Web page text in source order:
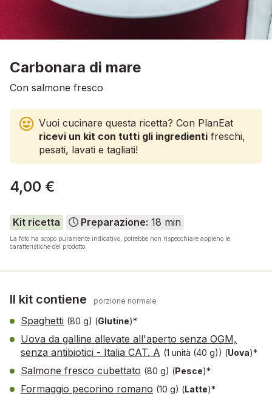
Carbonara di mare
Con salmone fresco
Vuoi cucinare questa ricetta? Con PlanEat
ricevi un kit con tutti gli ingredienti freschi,
pesati, lavati e tagliati!
4,00 €
Kit ricetta Preparazione: 18 min
La foto ha scopo puramente indicativo, potrebbe non rispecchiare appieno le
caratteristiche del prodotto.
Il kit contiene porzione normale
Spaghetti (80 g) (Glutine)*
Uova da galline allevate all'aperto senza OGM,
senza antibiotici - Italia CAT. A (1 unità (40 g)) (Uova)*
Salmone fresco cubettato (80 g) (Pesce)*
Formaggio pecorino romano (10 g) (Latte)*